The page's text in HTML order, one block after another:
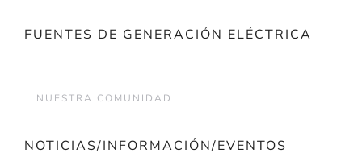
FUENTES DE GENERACIÓN ELÉCTRICA
NUESTRA COMUNIDAD
NOTICIAS/INFORMACIÓN/EVENTOS